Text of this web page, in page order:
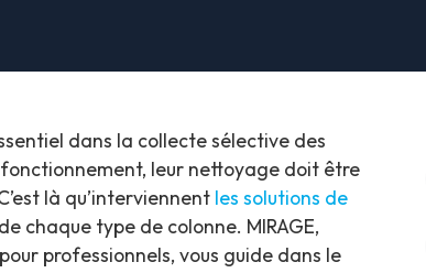
dans la collecte sélective des
leur nettoyage doit être
là qu’interviennent les solutions de
chaque type de colonne. MIRAGE,
pour professionnels, vous guide dans le